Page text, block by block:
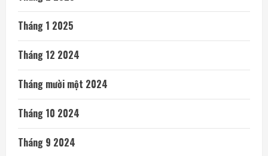
Tháng 1 2025
Tháng 12 2024
Tháng mười một 2024
Tháng 10 2024
Tháng 9 2024